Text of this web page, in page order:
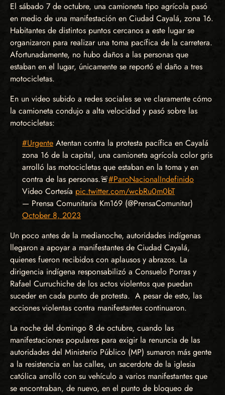
El sábado 7 de octubre, una camioneta tipo agrícola pasó
en medio de una manifestación en Ciudad Cayalá, zona 16.
Habitantes de distintos puntos cercanos a este lugar se
organizaron para realizar una toma pacífica de la carretera.
Afortunadamente, no hubo daños a las personas que
estaban en el lugar, únicamente se reportó el daño a tres
motocicletas.
En un video subido a redes sociales se ve claramente cómo
la camioneta condujo a alta velocidad y pasó sobre las
motocicletas:
#Urgente Atentan contra la protesta pacífica en Cayalá
zona 16 de la capital, una camioneta agrícola color gris
arrolló las motocicletas que estaban en la toma y en
contra de las personas.🚨#ParoNacionalIndefinido
Video Cortesía pic.twitter.com/wcbRu0m0bT
— Prensa Comunitaria Km169 (@PrensaComunitar)
October 8, 2023
Un poco antes de la medianoche, autoridades indígenas
llegaron a apoyar a manifestantes de Ciudad Cayalá,
quienes fueron recibidos con aplausos y abrazos. La
dirigencia indígena responsabilizó a Consuelo Porras y
Rafael Curruchiche de los actos violentos que puedan
suceder en cada punto de protesta. A pesar de esto, las
acciones violentas contra manifestantes continuaron.
La noche del domingo 8 de octubre, cuando las
manifestaciones populares para exigir la renuncia de las
autoridades del Ministerio Público (MP) sumaron más gente
a la resistencia en las calles, un sacerdote de la iglesia
católica arrolló con su vehículo a varios manifestantes que
se encontraban, de nuevo, en el punto de bloqueo de